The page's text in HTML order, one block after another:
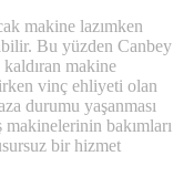
makine lazımken
Bu yüzden Canbey
makine
vinç ehliyeti olan
durumu yaşanması
bakımları
bir hizmet